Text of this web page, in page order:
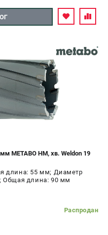
METABO HM, хв. Weldon 19
длина: 55 мм; Диаметр
Общая длина: 90 мм
Распродан